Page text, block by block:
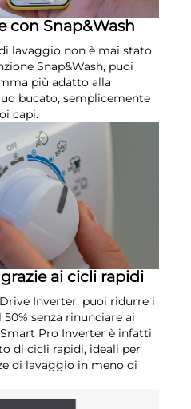
con Snap&Wash
lavaggio non è mai stato
Snap&Wash, puoi
più adatto alla
bucato, semplicemente
capi.
ai cicli rapidi
Inverter, puoi ridurre i
senza rinunciare ai
Pro Inverter è infatti
di cicli rapidi, ideali per
di lavaggio in meno di